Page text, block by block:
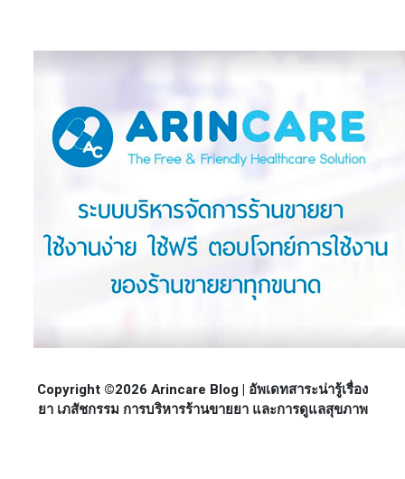
Copyright ©2026 Arincare Blog | อัพเดทสาระน่ารู้เรื่อง
ยา เภสัชกรรม การบริหารร้านขายยา และการดูแลสุขภาพ